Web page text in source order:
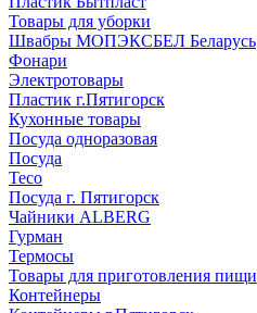
Товары для уборки
Швабры МОПЭКСБЕЛ Беларусь
Фонари
Электротовары
Пластик г.Пятигорск
Кухонные товары
Посуда одноразовая
Посуда
Teco
Посуда г. Пятигорск
Чайники ALBERG
Гурман
Термосы
Товары для приготовления пищи
Контейнеры